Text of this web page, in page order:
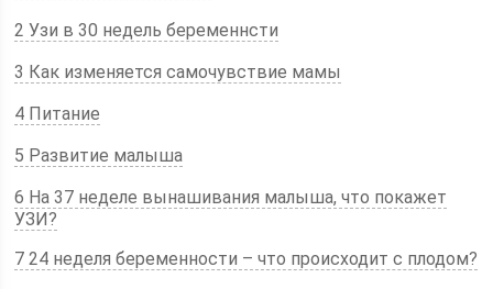
2 Узи в 30 недель беременнсти
3 Как изменяется самочувствие мамы
4 Питание
5 Развитие малыша
6 На 37 неделе вынашивания малыша, что покажет
УЗИ?
7 24 неделя беременности – что происходит с плодом?